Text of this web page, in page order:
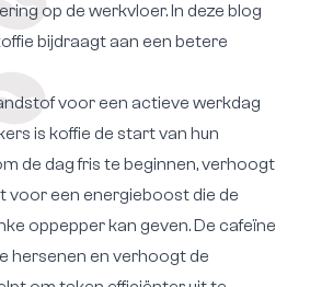
op de werkvloer. In deze blog
bijdraagt aan een betere
voor een actieve werkdag
is koffie de start van hun
de dag fris te beginnen, verhoogt
voor een energieboost die de
oppepper kan geven. De cafeïne
hersenen en verhoogt de